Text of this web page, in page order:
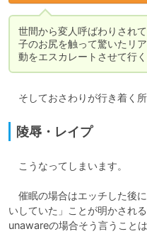
世間から変人呼ばわりされ
子のお尻を触って驚いたリ
動をエスカレートさせて行く
そしておさわりが行き着く
陵辱・レイプ
こうなってしまいます。
催眠の場合はエッチした後
いしていた」ことが明かされ
unawareの場合そう言うこと